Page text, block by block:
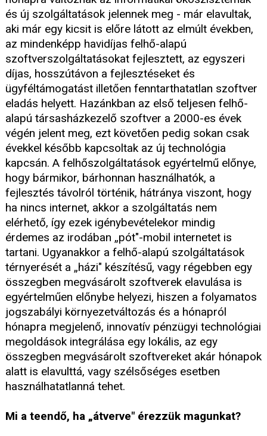
és új szolgáltatások jelennek meg - már elavultak,
aki már egy kicsit is előre látott az elmúlt években,
az mindenképp havidíjas felhő-alapú
szoftverszolgáltatásokat fejlesztett, az egyszeri
díjas, hosszútávon a fejlesztéseket és
ügyféltámogatást illetően fenntarthatatlan szoftver
eladás helyett. Hazánkban az első teljesen felhő-
alapú társasházkezelő szoftver a 2000-es évek
végén jelent meg, ezt követően pedig sokan csak
évekkel később kapcsoltak az új technológia
kapcsán. A felhőszolgáltatások egyértelmű előnye,
hogy bármikor, bárhonnan használhatók, a
fejlesztés távolról történik, hátránya viszont, hogy
ha nincs internet, akkor a szolgáltatás nem
elérhető, így ezek igénybevételekor mindig
érdemes az irodában „pót"-mobil internetet is
tartani. Ugyanakkor a felhő-alapú szolgáltatások
térnyerését a „házi" készítésű, vagy régebben egy
összegben megvásárolt szoftverek elavulása is
egyértelműen előnybe helyezi, hiszen a folyamatos
jogszabályi környezetváltozás és a hónapról
hónapra megjelenő, innovatív pénzügyi technológiai
megoldások integrálása egy lokális, az egy
összegben megvásárolt szoftvereket akár hónapok
alatt is elavulttá, vagy szélsőséges esetben
használhatatlanná tehet.
Mi a teendő, ha „átverve" érezzük magunkat?